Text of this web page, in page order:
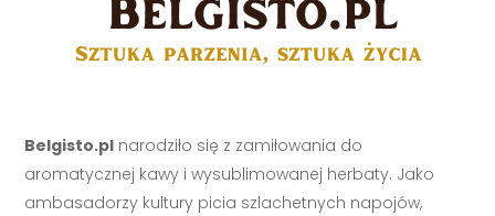
Belgisto.pl narodziło się z zamiłowania do
aromatycznej kawy i wysublimowanej herbaty. Jako
ambasadorzy kultury picia szlachetnych napojów,